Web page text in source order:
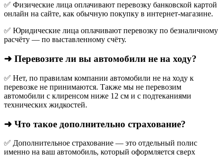
✅ Физические лица оплачивают перевозку банковской картой
онлайн на сайте, как обычную покупку в интернет‑магазине.
✅ Юридические лица оплачивают перевозку по безналичному
расчёту — по выставленному счёту.
➜ Перевозите ли вы автомобили не на ходу?
✅ Нет, по правилам компании автомобили не на ходу к
перевозке не принимаются. Также мы не перевозим
автомобили с клиренсом ниже 12 см и с подтеканиями
технических жидкостей.
➜ Что такое дополнительно страхование?
✅ Дополнительное страхование — это отдельный полис
именно на ваш автомобиль, который оформляется сверх